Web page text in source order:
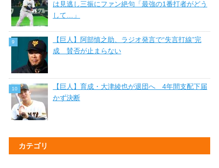
は見逃し三振にファン絶句「最強の1番打者がどう
して…」
【巨人】阿部慎之助、ラジオ発言で“失言打線”完
成 賛否が止まらない
【巨人】育成・大津綾也が退団へ 4年間支配下届
かず決断
カテゴリ